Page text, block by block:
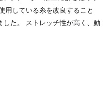
用している糸を改良すること
た。 ストレッチ性が高く、動